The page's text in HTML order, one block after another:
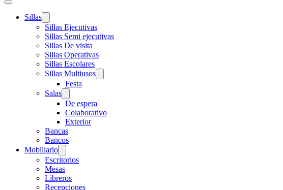
Sillas
Sillas Ejecutivas
Sillas Semi ejecutivas
Sillas De visita
Sillas Operativas
Sillas Escolares
Sillas Multiusos
Festa
Salas
De espera
Colaborativo
Exterior
Bancas
Bancos
Mobiliario
Escritorios
Mesas
Libreros
Recepciones